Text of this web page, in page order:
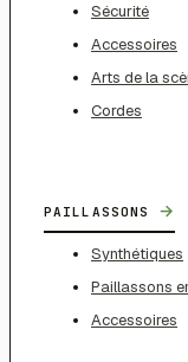
Sécurité
Accessoires
Arts de la
Cordes
PAILLASSONS →
Synthétiques
Paillassons
Accessoires